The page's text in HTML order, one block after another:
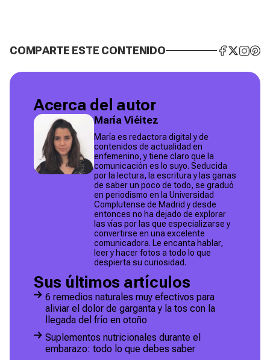
COMPARTE ESTE CONTENIDO
Acerca del autor
María Viéitez
María es redactora digital y de
contenidos de actualidad en
enfemenino, y tiene claro que la
comunicación es lo suyo. Seducida
por la lectura, la escritura y las ganas
de saber un poco de todo, se graduó
en periodismo en la Universidad
Complutense de Madrid y desde
entonces no ha dejado de explorar
las vías por las que especializarse y
convertirse en una excelente
comunicadora. Le encanta hablar,
leer y hacer fotos a todo lo que
despierta su curiosidad.
Sus últimos artículos
6 remedios naturales muy efectivos para
aliviar el dolor de garganta y la tos con la
llegada del frío en otoño
Suplementos nutricionales durante el
embarazo: todo lo que debes saber